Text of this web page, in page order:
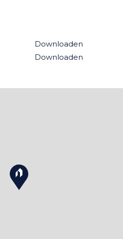
Downloaden
Downloaden